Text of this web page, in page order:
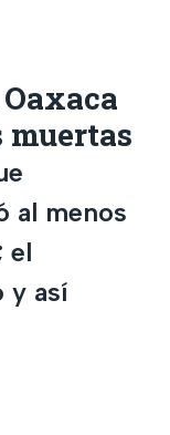
muertas
al menos
el
y así